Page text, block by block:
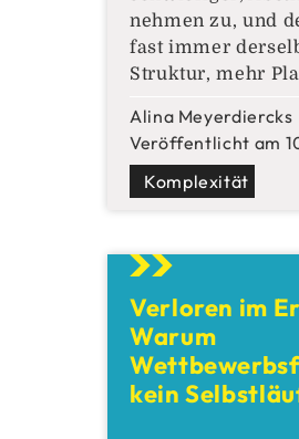
nehmen zu, und
fast immer
Struktur, mehr
dieser Situationen
kompliziert –
Und das macht
Komplizierte
kann sie zerlegen,
Alina Meyerdiercks
Veröffentlicht am
Komplexität
Verloren im
Warum
kein